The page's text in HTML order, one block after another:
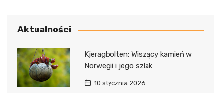
Aktualności
Kjeragbolten: Wiszący kamień w
Norwegii i jego szlak
10 stycznia 2026